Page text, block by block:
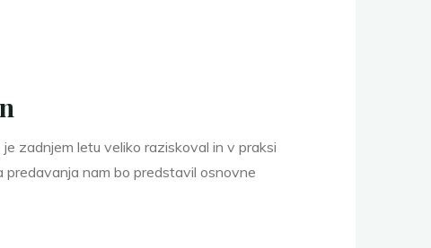
zadnjem letu veliko raziskoval in v praksi
predavanja nam bo predstavil osnovne